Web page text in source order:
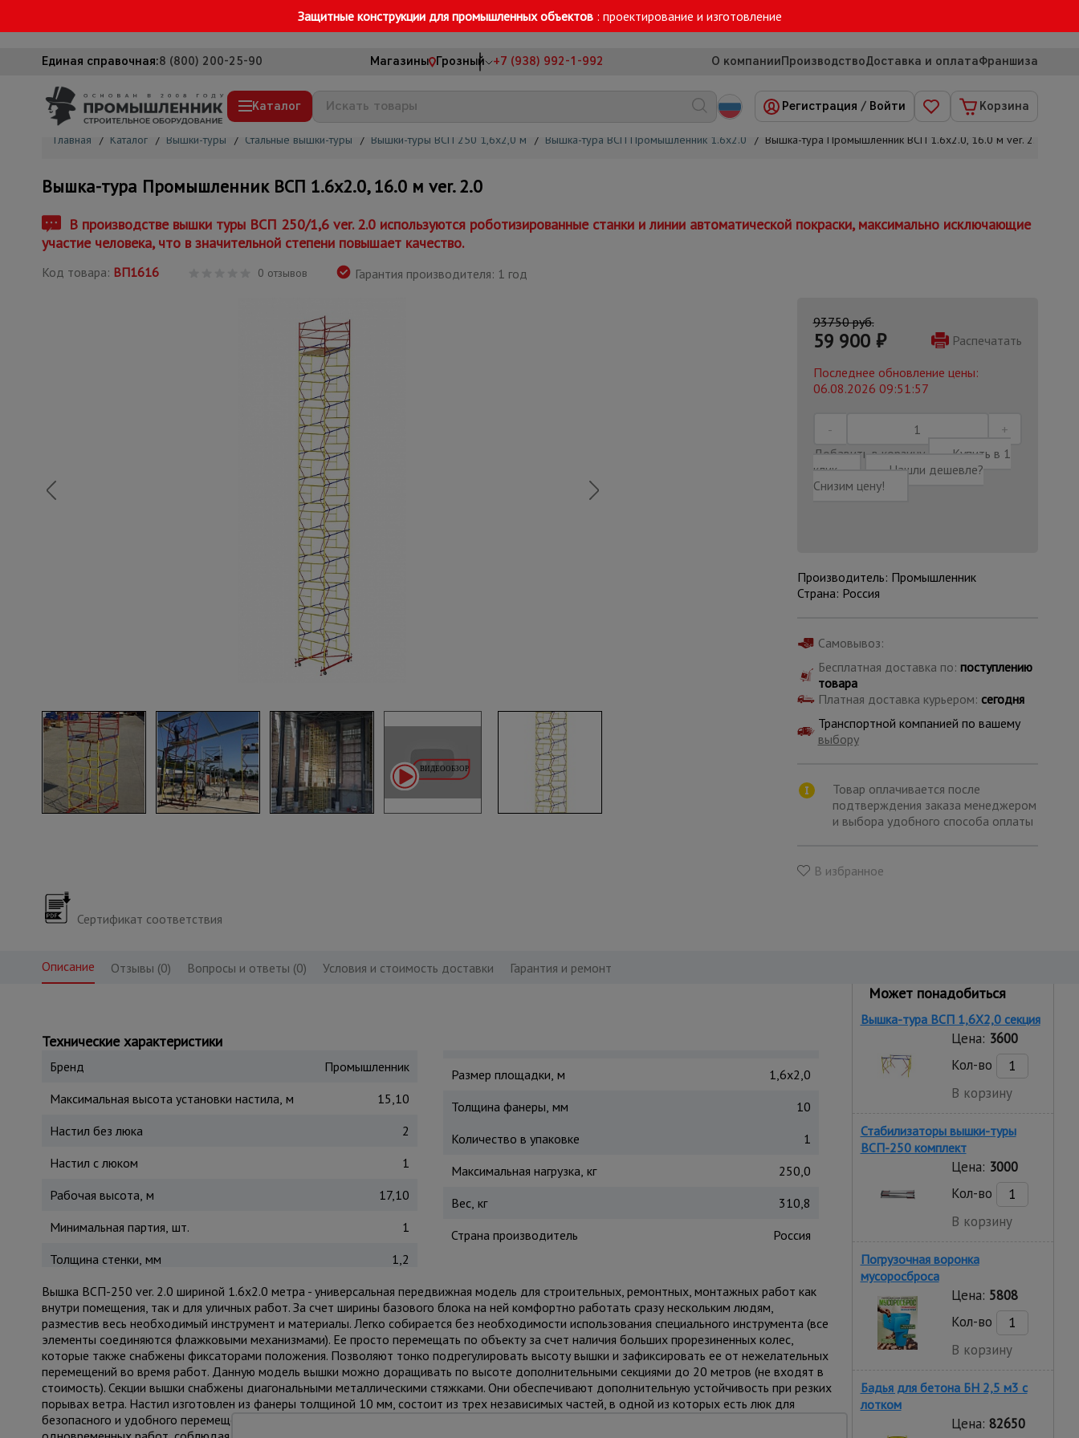
Защитные конструкции для промышленных объектов : проектирование и изготовление
Единая справочная:8 (800) 200-25-90 Магазины Грозный +7 (938) 992-1-992 О компанииПроизводствоДоставка и оплатаФраншиза
Каталог
Вышки-туры
Подмости строительные
Сетка, тенты, брезенты
Строительные подъемники
Мусоропровод строительный
Фанера ламинированная
Вибротехника для строительства
Оборудование для работы с арматурой
Оборудование для бетонных работ
Тачки строительные и садовые
Штукатурные комплекты
Металл и металлообработка
Регистрация / Войти Корзина
Главная / Каталог / Вышки-туры / Стальные вышки-туры / Вышки-туры ВСП 250 1,6x2,0 м / Вышка-тура ВСП Промышленник 1.6х2.0 / Вышка-тура Промышленник ВСП 1.6х2.0, 16.0 м ver. 2.0
Вышка-тура Промышленник ВСП 1.6х2.0, 16.0 м ver. 2.0
В производстве вышки туры ВСП 250/1,6 ver. 2.0 используются роботизированные станки и линии автоматической покраски, максимально исключающие
участие человека, что в значительной степени повышает качество.
Код товара: ВП1616 0 отзывов Гарантия производителя: 1 год
93750 руб.
59 900 ₽
Распечатать
Последнее обновление цены:
06.08.2026 09:51:57
Добавить в корзину
Купить в 1
клик
Нашли дешевле?
Снизим цену!
Производитель: Промышленник
Страна: Россия
Самовывоз:
Бесплатная доставка по: поступлению
товара
Платная доставка курьером: сегодня
Транспортной компанией по вашему
выбору
Товар оплачивается после
подтверждения заказа менеджером
и выбора удобного способа оплаты
В избранное
Сертификат соответствия
Описание Отзывы (0) Вопросы и ответы (0) Условия и стоимость доставки Гарантия и ремонт
Технические характеристики
Бренд
Промышленник
Максимальная высота установки настила, м
15,10
Настил без люка
2
Настил с люком
1
Рабочая высота, м
17,10
Минимальная партия, шт.
1
Толщина стенки, мм
1,2
Размер площадки, м
1,6x2,0
Толщина фанеры, мм
10
Количество в упаковке
1
Максимальная нагрузка, кг
250,0
Вес, кг
310,8
Страна производитель
Россия
Вышка ВСП-250 ver. 2.0 шириной 1.6х2.0 метра - универсальная передвижная модель для строительных, ремонтных, монтажных работ как
внутри помещения, так и для уличных работ. За счет ширины базового блока на ней комфортно работать сразу нескольким людям,
разместив весь необходимый инструмент и материалы. Легко собирается без необходимости использования специального инструмента (все
элементы соединяются флажковыми механизмами). Ее просто перемещать по объекту за счет наличия больших прорезиненных колес,
которые также снабжены фиксаторами положения. Позволяют тонко подрегулировать высоту вышки и зафиксировать ее от нежелательных
перемещений во время работ. Данную модель вышки можно доращивать по высоте дополнительными секциями до 20 метров (не входят в
стоимость). Секции вышки снабжены диагональными металлическими стяжками. Они обеспечивают дополнительную устойчивость при резких
порывах ветра. Настил изготовлен из фанеры толщиной 10 мм, состоит из трех независимых частей, в одной из которых есть люк для
безопасного и удобного перемещения для проведения работ. Также настилы можно размещать на разных уровнях вышки для
Может понадобиться
Вышка-тура ВСП 1,6Х2,0 секция
Цена: 3600
Кол-во
В корзину
Стабилизаторы вышки-туры
ВСП-250 комплект
Цена: 3000
Кол-во
В корзину
Погрузочная воронка
мусоросброса
Цена: 5808
Кол-во
В корзину
Бадья для бетона БН 2,5 м3 с
лотком
Цена: 82650